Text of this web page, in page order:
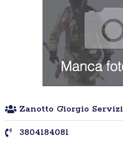
Zanotto Giorgio
3804184081